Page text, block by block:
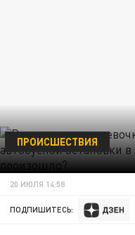
ПРОИСШЕСТВИЯ
20 ИЮЛЯ 14:58
ПОДПИШИТЕСЬ: